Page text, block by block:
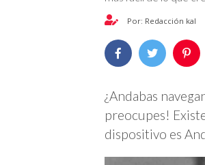
Por: Redacción kal
¿Andabas
preocupes!
dispositivo es